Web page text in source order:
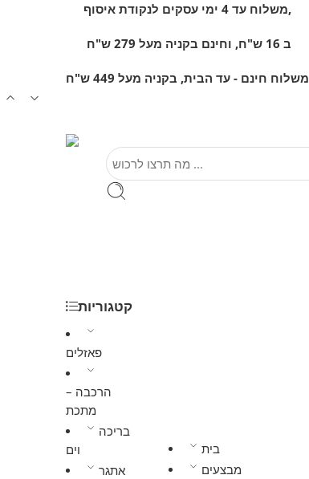
משלוח עד 4 ימי עסקים לנקודת איסוף,
ב 16 ש"ח, וחינם בקניה מעל 279 ש"ח
משלוח חינם - עד הבית, בקניה מעל 449 ש"ח
קטגוריות
פאזלים
הרכבה –
מתכת
בריכה
וים
אתגר
בית
מבצעים